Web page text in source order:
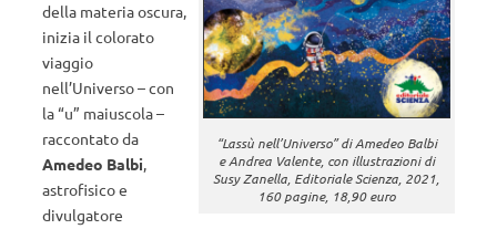
“Lassù nell’Universo” di Amedeo Balbi
e Andrea Valente, con illustrazioni di
Susy Zanella, Editoriale Scienza, 2021,
160 pagine, 18,90 euro
della materia oscura,
inizia il colorato
viaggio
nell’Universo – con
la “u” maiuscola –
raccontato da
Amedeo Balbi,
astrofisico e
divulgatore